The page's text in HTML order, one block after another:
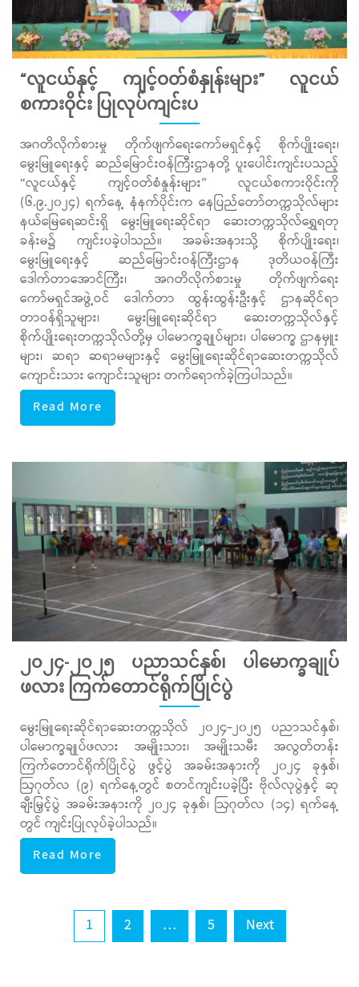
“လူငယ်နှင့် ကျင့်ဝတ်စံနှုန်းများ” လူငယ်
စကားဝိုင်း ပြုလုပ်ကျင်းပ
အဂတိလိုက်စားမှု တိုက်ဖျက်ရေးကော်မရှင်နှင့် စိုက်ပျိုးရေး၊
မွေးမြူရေးနှင့် ဆည်မြောင်းဝန်ကြီးဌာနတို့ ပူးပေါင်းကျင်းပသည့်
“လူငယ်နှင့် ကျင့်ဝတ်စံနှုန်းများ” လူငယ်စကားဝိုင်းကို
(၆.၉.၂၀၂၄) ရက်နေ့ နံနက်ပိုင်းက နေပြည်တော်တက္ကသိုလ်များ
နယ်မြေရေဆင်းရှိ မွေးမြူရေးဆိုင်ရာ ဆေးတက္ကသိုလ်ရွှေရတု
ခန်းမ၌ ကျင်းပခဲ့ပါသည်။ အခမ်းအနားသို့ စိုက်ပျိုးရေး၊
မွေးမြူရေးနှင့် ဆည်မြောင်းဝန်ကြီးဌာန ဒုတိယဝန်ကြီး
ဒေါက်တာအောင်ကြီး၊ အဂတိလိုက်စားမှု တိုက်ဖျက်ရေး
ကော်မရှင်အဖွဲ့ဝင် ဒေါက်တာ ထွန်းထွန်းဦးနှင့် ဌာနဆိုင်ရာ
တာဝန်ရှိသူများ၊ မွေးမြူရေးဆိုင်ရာ ဆေးတက္ကသိုလ်နှင့်
စိုက်ပျိုးရေးတက္ကသိုလ်တို့မှ ပါမောက္ခချုပ်များ၊ ပါမောက္ခ ဌာနမှူး
များ၊ ဆရာ ဆရာမများနှင့် မွေးမြူရေးဆိုင်ရာဆေးတက္ကသိုလ်
ကျောင်းသား ကျောင်းသူများ တက်ရောက်ခဲ့ကြပါသည်။
Read More
၂၀၂၄-၂၀၂၅ ပညာသင်နှစ်၊ ပါမောက္ခချုပ်
ဖလား ကြက်တောင်ရိုက်ပြိုင်ပွဲ
မွေးမြူရေးဆိုင်ရာဆေးတက္ကသိုလ် ၂၀၂၄-၂၀၂၅ ပညာသင်နှစ်၊
ပါမောက္ခချုပ်ဖလား အမျိုးသား၊ အမျိုးသမီး အလွတ်တန်း
ကြက်တောင်ရိုက်ပြိုင်ပွဲ ဖွင့်ပွဲ အခမ်းအနားကို ၂၀၂၄ ခုနှစ်၊
ဩဂုတ်လ (၉) ရက်နေ့တွင် စတင်ကျင်းပခဲ့ပြီး ဗိုလ်လုပွဲနှင့် ဆု
ချီးမြှင့်ပွဲ အခမ်းအနားကို ၂၀၂၄ ခုနှစ်၊ ဩဂုတ်လ (၁၄) ရက်နေ့
တွင် ကျင်းပြုလုပ်ခဲ့ပါသည်။
Read More
1 2 … 5 Next